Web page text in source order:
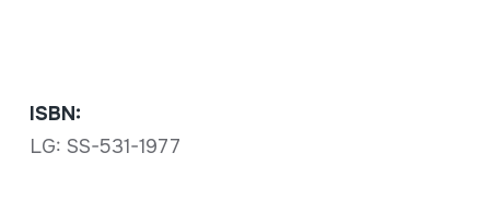
ISBN:
LG: SS-531-1977